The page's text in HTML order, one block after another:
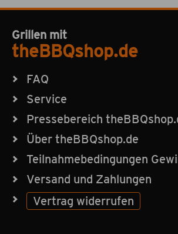
Grillen mit
theBBQshop.de
FAQ
Service
Pressebereich
Über theBBQshop.de
Teilnahmebedingungen
Versand und Zahlungen
Vertrag widerrufen